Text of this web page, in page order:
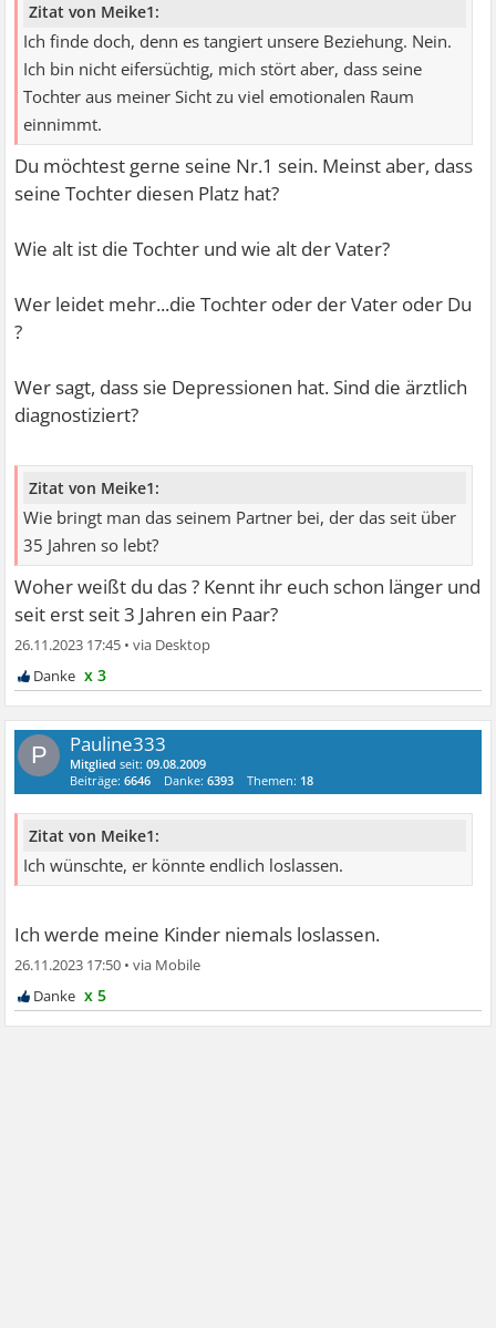
Zitat von Meike1:
Ich finde doch, denn es tangiert unsere Beziehung. Nein.
Ich bin nicht eifersüchtig, mich stört aber, dass seine
Tochter aus meiner Sicht zu viel emotionalen Raum
einnimmt.
Du möchtest gerne seine Nr.1 sein. Meinst aber, dass
seine Tochter diesen Platz hat?
Wie alt ist die Tochter und wie alt der Vater?
Wer leidet mehr...die Tochter oder der Vater oder Du
?
Wer sagt, dass sie Depressionen hat. Sind die ärztlich
diagnostiziert?
Zitat von Meike1:
Wie bringt man das seinem Partner bei, der das seit über
35 Jahren so lebt?
Woher weißt du das ? Kennt ihr euch schon länger und
seit erst seit 3 Jahren ein Paar?
26.11.2023 17:45 •
x 3
P Pauline333
Mitglied seit:09.08.2009
Beiträge:6646 Danke:6393 Themen: 18
Zitat von Meike1:
Ich wünschte, er könnte endlich loslassen.
Ich werde meine Kinder niemals loslassen.
26.11.2023 17:50 •
x 5